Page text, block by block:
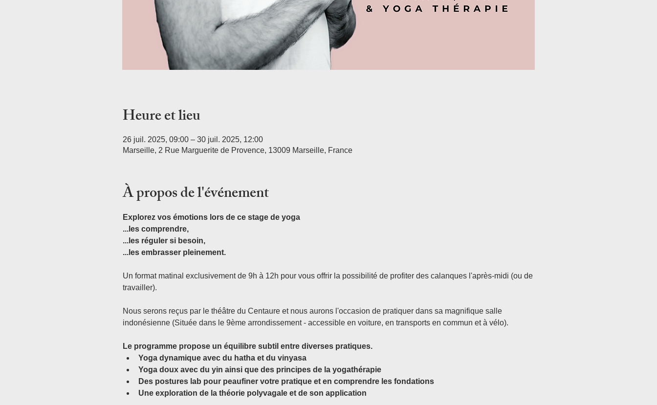
Heure et lieu
26 juil. 2025, 09:00 – 30 juil. 2025, 12:00
Marseille, 2 Rue Marguerite de Provence, 13009 Marseille, France
À propos de l'événement
Explorez vos émotions lors de ce stage de yoga
...les comprendre,
...les réguler si besoin,
...les embrasser pleinement.
Un format matinal exclusivement de 9h à 12h pour vous offrir la possibilité de profiter des calanques l'après-midi (ou de
travailler).
Nous serons reçus par le théâtre du Centaure et nous aurons l'occasion de pratiquer dans sa magnifique salle
indonésienne (Située dans le 9ème arrondissement - accessible en voiture, en transports en commun et à vélo).
Le programme propose un équilibre subtil entre diverses pratiques.
Yoga dynamique avec du hatha et du vinyasa
Yoga doux avec du yin ainsi que des principes de la yogathérapie
Des postures lab pour peaufiner votre pratique et en comprendre les fondations
Une exploration de la théorie polyvagale et de son application